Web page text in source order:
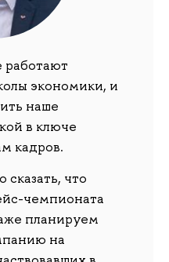
экономики, и
наше
в ключе
кадров.
что
чемпионата
планируем
на